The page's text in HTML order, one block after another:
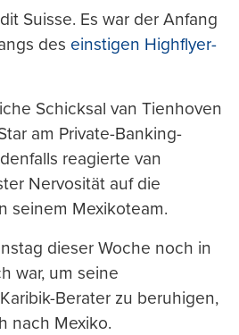
Suisse. Es war der Anfang
des einstigen Highflyer-
Schicksal van Tienhoven
am Private-Banking-
reagierte van
Nervosität auf die
seinem Mexikoteam.
dieser Woche noch in
war, um seine
Berater zu beruhigen,
nach Mexiko.